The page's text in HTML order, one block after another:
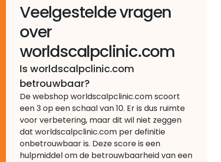
Veelgestelde vragen
over
worldscalpclinic.com
Is worldscalpclinic.com
betrouwbaar?
De webshop worldscalpclinic.com scoort
een 3 op een schaal van 10. Er is dus ruimte
voor verbetering, maar dit wil niet zeggen
dat worldscalpclinic.com per definitie
onbetrouwbaar is. Deze score is een
hulpmiddel om de betrouwbaarheid van een